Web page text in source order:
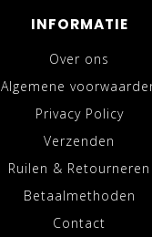
INFORMATIE
Over ons
Algemene
Privacy Policy
Verzenden
Ruilen & Retourneren
Betaalmethoden
Contact